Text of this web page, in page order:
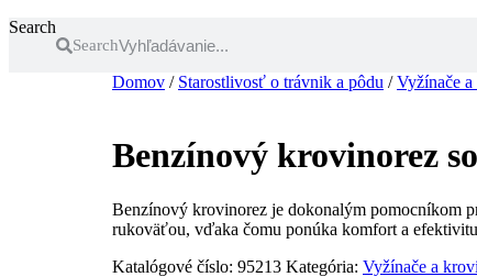
Search
Search
Domov / Starostlivosť o trávnik a pôdu /Vyžínače
Benzínový krovinorez
Benzínový krovinorez je dokonalým pomocníkom
rukoväťou, vďaka čomu ponúka komfort a
Katalógové číslo: 95213 Kategória: Vyžínače a